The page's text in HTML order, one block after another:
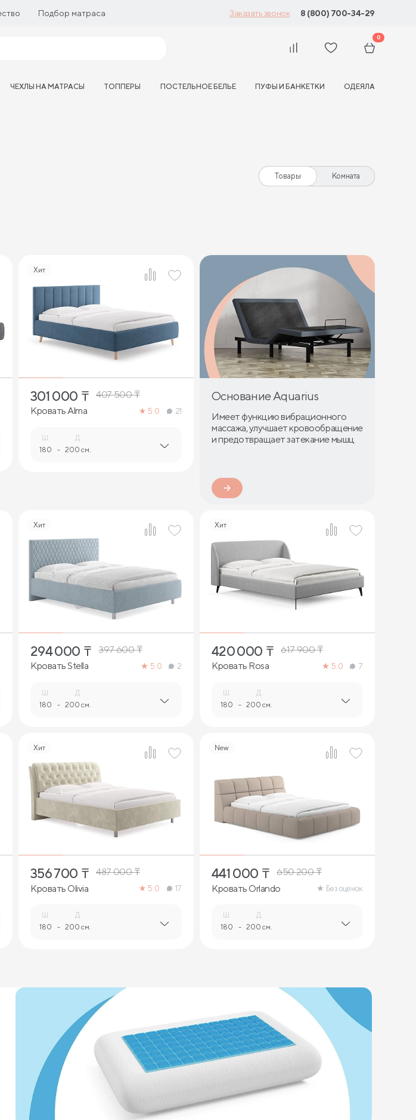
Подбор матраса Заказать звонок 8 (800) 700-34-29
0
ЧЕХЛЫ НА МАТРАСЫ ТОППЕРЫ ПОСТЕЛЬНОЕ БЕЛЬЕ ПУФЫ И БАНКЕТКИ ОДЕЯЛА
Товары Комната
Хит
301 000 ₸ 407 500₸
Кровать Alma
5.0 21
Ш.
180 -
Д.
200 см.
Основание Aquarius
Имеет функцию вибрационного
массажа, улучшает кровообращение
и предотвращает затекание мышц
Хит
3
294 000 ₸ 397 600₸
Кровать Stella
5.0 2
Ш.
180 -
Д.
200 см.
Хит
3
420 000 ₸ 617 900₸
Кровать Rosa
5.0 7
Ш.
180 -
Д.
200 см.
Хит
356 700 ₸ 487 000₸
Кровать Olivia
5.0 17
180 -
Д.
200 см.
New
441 000 ₸ 650 200₸
Кровать Orlando
Без оценок
180 -
Д.
200 см.